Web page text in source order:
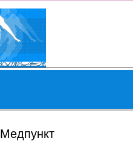
Медпункт